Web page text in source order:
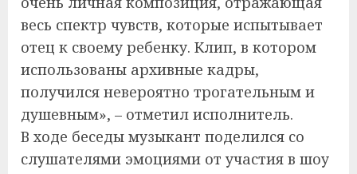
весь спектр чувств, которые испытывает
отец к своему ребенку. Клип, в котором
использованы архивные кадры,
получился невероятно трогательным и
душевным», – отметил исполнитель.
В ходе беседы музыкант поделился со
слушателями эмоциями от участия в шоу